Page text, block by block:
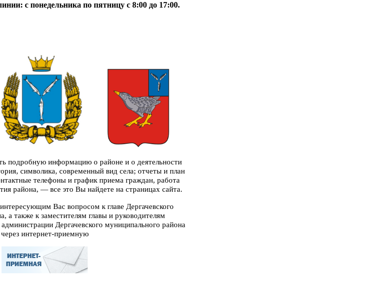
с понедельника по пятницу с 8:00 до 17:00.
подробную информацию о районе и о деятельности
символика, современный вид села; отчеты и план
телефоны и график приема граждан, работа
района, — все это Вы найдете на страницах сайта.
Вас вопросом к главе Дергачевского
а также к заместителям главы и руководителям
Дергачевского муниципального района
через интернет-приемную